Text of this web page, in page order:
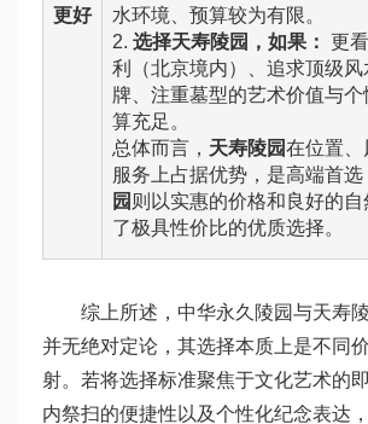
更好
水环境、预算较为有限。
2. 选择天寿陵园，如果： 更
利（北京境内）、追求顶级风
牌、注重墓型的艺术价值与
算充足。
总体而言， 天寿陵园在位置、
服务上占据优势，是高端首选
园 则以实惠的价格和良好的
了极具性价比的优质选择。
综上所述，中华永久陵园与天寿陵
并无绝对定论，其选择本质上是不同
射。若将选择标准聚焦于文化艺术的
内祭扫的便捷性以及个性化纪念表达